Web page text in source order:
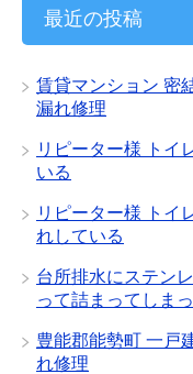
ブ
最近の投稿
賃貸マンション 密
漏れ修理
リピーター様 トイ
いる
リピーター様 トイ
れしている
台所排水にステン
って詰まってしま
豊能郡能勢町 一戸
れ修理